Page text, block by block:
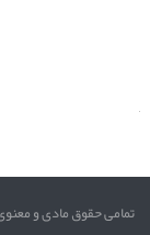
تمامی حقوق مادی و